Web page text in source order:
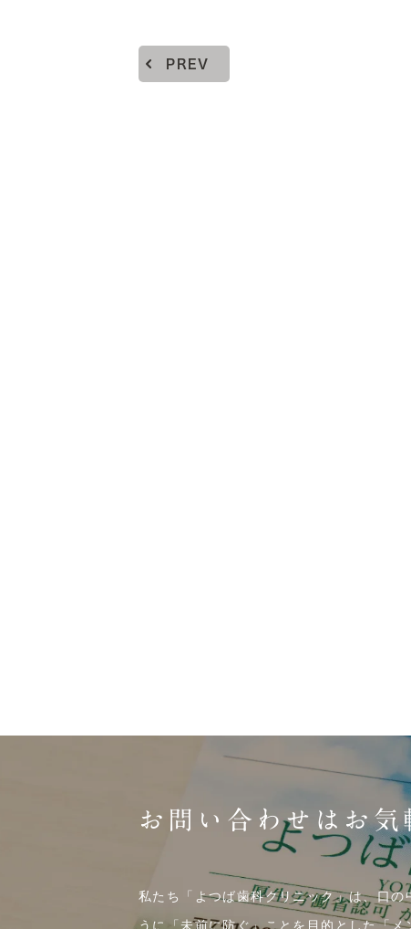
PREV
お問い合わせはお気
私たち「よつば歯科クリニック」は、口の
うに「未前に防ぐ」ことを目的とした「